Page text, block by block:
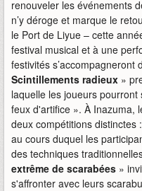
renouveler les événements
n’y déroge et marque le
le Port de Liyue – cette
festival musical et à une
festivités s’accompagneront
Scintillements radieux »
laquelle les joueurs
feux d'artifice ». À Inazuma,
deux compétitions distinctes
au cours duquel les
des techniques
extrême de scarabées »
s'affronter avec leurs